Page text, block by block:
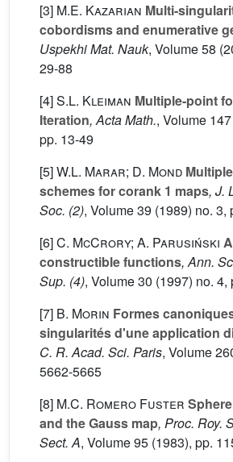
[3] M.E. Kazarian Multi-
cobordisms and enumerative
Uspekhi Mat. Nauk, Volume 58
29-88
[4]S.L. Kleiman Multiple-point
Iteration, Acta Math., Volume 147
pp. 13-49
[5]W.L. Marar; D. Mond
schemes for corank 1 maps, J.
Soc. (2), Volume 39 (1989) no. 3,
[6]C. McCrory; A. Parusiński
constructible functions, Ann.
Sup. (4), Volume 30 (1997) no. 4,
[7] B. Morin Formes
singularités d'une application
C. R. Acad. Sci. Paris, Volume
5662-5665
[8] M.C. Romero Fuster
and the Gauss map, Proc. Roy.
Sect. A, Volume 95 (1983), pp.